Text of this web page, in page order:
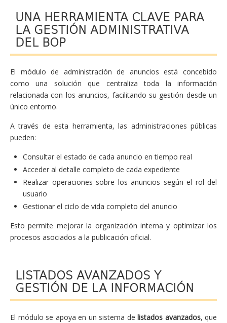
UNA HERRAMIENTA CLAVE PARA
LA GESTIÓN ADMINISTRATIVA
DEL BOP
El módulo de administración de anuncios está concebido
como una solución que centraliza toda la información
relacionada con los anuncios, facilitando su gestión desde un
único entorno.
A través de esta herramienta, las administraciones públicas
pueden:
Consultar el estado de cada anuncio en tiempo real
Acceder al detalle completo de cada expediente
Realizar operaciones sobre los anuncios según el rol del
usuario
Gestionar el ciclo de vida completo del anuncio
Esto permite mejorar la organización interna y optimizar los
procesos asociados a la publicación oficial.
LISTADOS AVANZADOS Y
GESTIÓN DE LA INFORMACIÓN
El módulo se apoya en un sistema de listados avanzados, que